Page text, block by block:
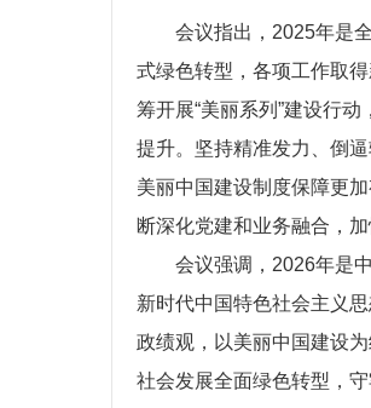
会议指出，2025年是
式绿色转型，各项工作取
筹开展“美丽系列”建设行
提升。坚持精准发力、倒
美丽中国建设制度保障更
断深化党建和业务融合，
会议强调，2026年是
新时代中国特色社会主义
政绩观，以美丽中国建设
社会发展全面绿色转型，